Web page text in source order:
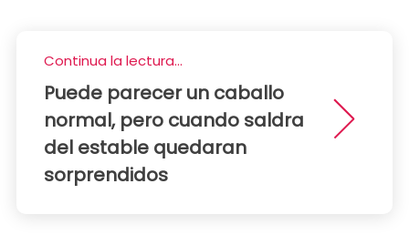
Continua la lectura...
Puede parecer un caballo
normal, pero cuando saldra
del estable quedaran
sorprendidos